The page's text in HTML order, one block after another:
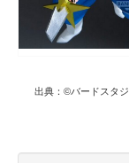
出典：©バードスタ